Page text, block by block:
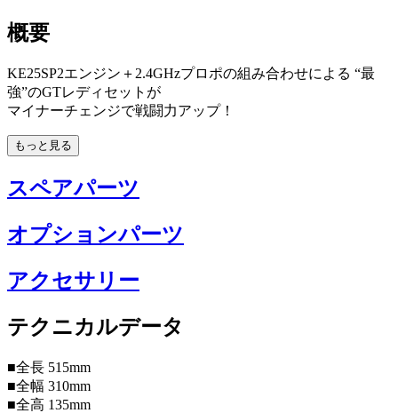
概要
KE25SP2エンジン＋2.4GHzプロポの組み合わせによる “最
強”のGTレディセットが
マイナーチェンジで戦闘力アップ！
もっと見る
スペアパーツ
オプションパーツ
アクセサリー
テクニカルデータ
■全長 515mm
■全幅 310mm
■全高 135mm